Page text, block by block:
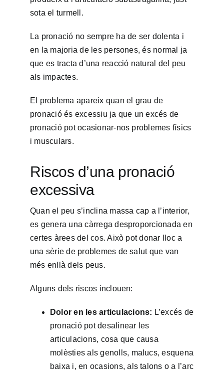
sota el turmell.
La pronació no sempre ha de ser dolenta i
en la majoria de les persones, és normal ja
que es tracta d’una reacció natural del peu
als impactes.
El problema apareix quan el grau de
pronació és excessiu ja que un excés de
pronació pot ocasionar-nos problemes físics
i musculars.
Riscos d’una pronació
excessiva
Quan el peu s’inclina massa cap a l’interior,
es genera una càrrega desproporcionada en
certes àrees del cos.Això pot donar lloc a
una sèrie de problemes de salut que van
més enllà dels peus.
Alguns dels riscos inclouen:
Dolor en les articulacions: L’excés de
pronació pot desalinear les
articulacions, cosa que causa
molèsties als genolls, malucs, esquena
baixa i, en ocasions, als talons o a l’arc